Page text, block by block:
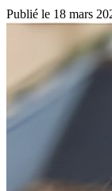
Publié le 18 mars